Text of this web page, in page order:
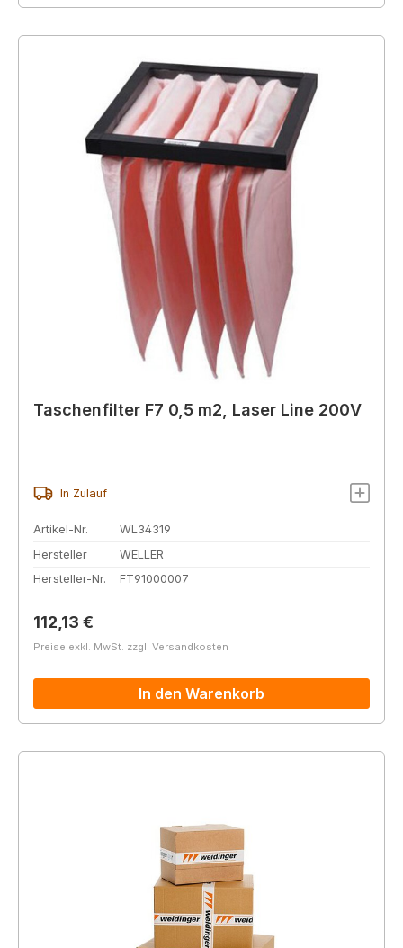
Taschenfilter F7 0,5 m2, Laser Line 200V
In Zulauf
Artikel-Nr.
WL34319
Hersteller
WELLER
Hersteller-Nr.
FT91000007
Regulärer Preis:
112,13 €
Preise exkl. MwSt. zzgl. Versandkosten
In den Warenkorb